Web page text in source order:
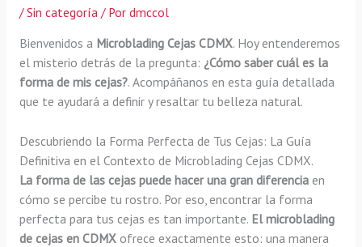
/Sin categoría / Por dmccol
Bienvenidos a Microblading Cejas CDMX. Hoy entenderemos
el misterio detrás de la pregunta: ¿Cómo saber cuál es la
forma de mis cejas?. Acompáñanos en esta guía detallada
que te ayudará a definir y resaltar tu belleza natural.
Descubriendo la Forma Perfecta de Tus Cejas: La Guía
Definitiva en el Contexto de Microblading Cejas CDMX.
La forma de las cejas puede hacer una gran diferenciaen
cómo se percibe tu rostro. Por eso, encontrar la forma
perfecta para tus cejas es tan importante. El microblading
de cejas en CDMXofrece exactamente esto: una manera